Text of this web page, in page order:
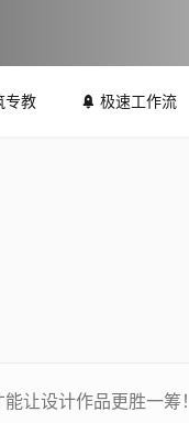
专教 极速工作流
让设计作品更胜一筹！